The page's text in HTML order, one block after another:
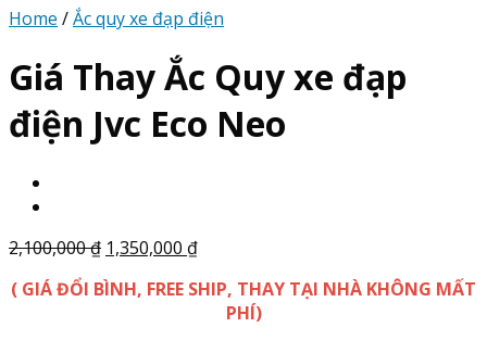
Home /Ắc quy xe đạp điện
Giá Thay Ắc Quy xe đạp
điện Jvc Eco Neo
2,100,000₫ 1,350,000 ₫
( GIÁ ĐỔI BÌNH, FREE SHIP, THAY TẠI NHÀ KHÔNG MẤT
PHÍ)